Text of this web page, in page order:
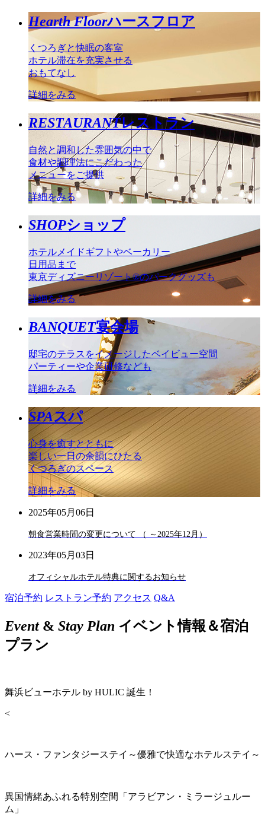
Hearth Floorハースフロア
くつろぎと快眠の客室
ホテル滞在を充実させる
おもてなし
詳細をみる
RESTAURANTレストラン
自然と調和した雰囲気の中で
食材や調理法にこだわった
メニューをご提供
詳細をみる
SHOPショップ
ホテルメイドギフトやベーカリー
日用品まで
東京ディズニーリゾート®のパークグッズも
詳細をみる
BANQUET宴会場
邸宅のテラスをイメージしたベイビュー空間
パーティーや企業研修なども
詳細をみる
SPAスパ
心身を癒すとともに
楽しい一日の余韻にひたる
くつろぎのスペース
詳細をみる
2025年05月06日
朝食営業時間の変更について （ ～2025年12月）
2023年05月03日
オフィシャルホテル特典に関するお知らせ
宿泊予約 レストラン予約 アクセス Q&A
Event& Stay Plan イベント情報＆宿泊
プラン
舞浜ビューホテル by HULIC 誕生！
<
ハース・ファンタジーステイ～優雅で快適なホテルステイ～
異国情緒あふれる特別空間「アラビアン・ミラージュルー
ム」